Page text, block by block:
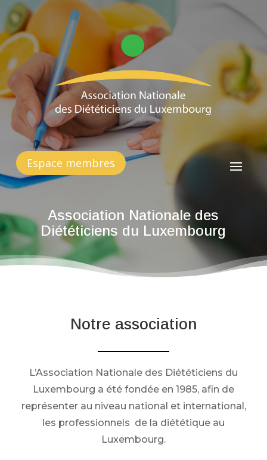
Espace membres
Association Nationale des
Diététiciens du Luxembourg
Notre association
L’Association Nationale des Diététiciens du
Luxembourg a été fondée en 1985, afin de
représenter au niveau national et international,
les professionnels de la diététique au
Luxembourg.